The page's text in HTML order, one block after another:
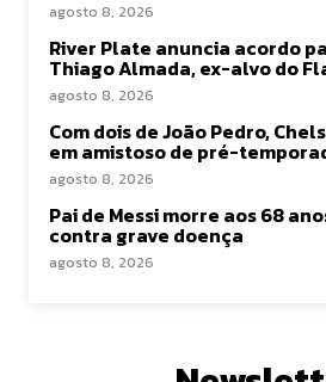
agosto 8, 2026
River Plate anuncia acordo
Thiago Almada, ex-alvo do
agosto 8, 2026
Com dois de João Pedro,
em amistoso de pré-
agosto 8, 2026
Pai de Messi morre aos 68
contra grave doença
agosto 8, 2026